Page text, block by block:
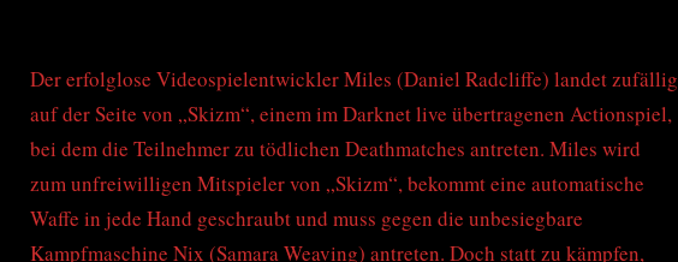
Der erfolglose Videospielentwickler Miles (Daniel Radcliffe) landet zufällig
auf der Seite von „Skizm“, einem im Darknet live übertragenen Actionspiel,
bei dem die Teilnehmer zu tödlichen Deathmatches antreten. Miles wird
zum unfreiwilligen Mitspieler von „Skizm“, bekommt eine automatische
Waffe in jede Hand geschraubt und muss gegen die unbesiegbare
Kampfmaschine Nix (Samara Weaving) antreten. Doch statt zu kämpfen,